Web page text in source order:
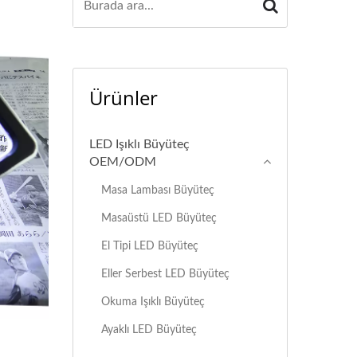
Ürünler
LED Işıklı Büyüteç
OEM/ODM
Masa Lambası Büyüteç
Masaüstü LED Büyüteç
El Tipi LED Büyüteç
Eller Serbest LED Büyüteç
Okuma Işıklı Büyüteç
Ayaklı LED Büyüteç